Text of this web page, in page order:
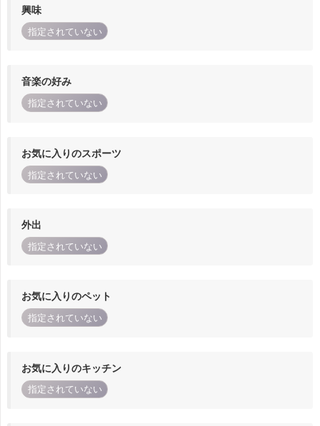
興味
指定されていない
音楽の好み
指定されていない
お気に入りのスポーツ
指定されていない
外出
指定されていない
お気に入りのペット
指定されていない
お気に入りのキッチン
指定されていない